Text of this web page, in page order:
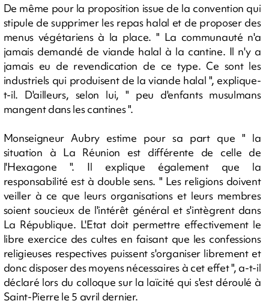
De même pour la proposition issue de la convention qui
stipule de supprimer les repas halal et de proposer des
menus végétariens à la place. " La communauté n'a
jamais demandé de viande halal à la cantine. Il n'y a
jamais eu de revendication de ce type. Ce sont les
industriels qui produisent de la viande halal ", explique-
t-il. D'ailleurs, selon lui, " peu d'enfants musulmans
mangent dans les cantines ".
Monseigneur Aubry estime pour sa part que " la
situation à La Réunion est différente de celle de
l'Hexagone ". Il explique également que la
responsabilité est à double sens. " Les religions doivent
veiller à ce que leurs organisations et leurs membres
soient soucieux de l'intérêt général et s'intègrent dans
La République. L'Etat doit permettre effectivement le
libre exercice des cultes en faisant que les confessions
religieuses respectives puissent s'organiser librement et
donc disposer des moyens nécessaires à cet effet ", a-t-il
déclaré lors du colloque sur la laïcité qui s'est déroulé à
Saint-Pierre le 5 avril dernier.